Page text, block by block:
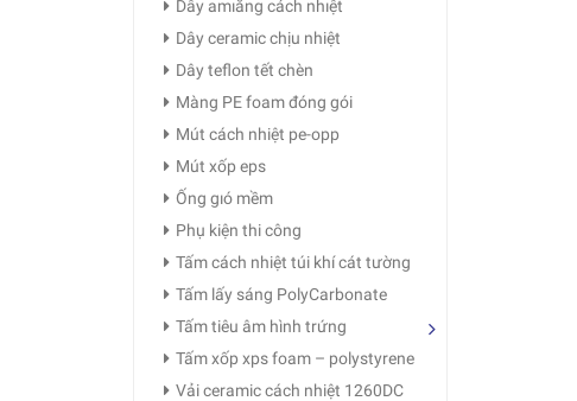
Dây amıăng cách nhıệt
Dây ceramic chịu nhiệt
Dây teflon tết chèn
Màng PE foam đóng gói
Mút cách nhiệt pe-opp
Mút xốp eps
Ống gıó mềm
Phụ kiện thi công
Tấm cách nhiệt túi khí cát tường
Tấm lấy sáng PolyCarbonate
Tấm tiêu âm hình trứng
Tấm xốp xps foam – polystyrene
Vải ceramic cách nhiệt 1260DC